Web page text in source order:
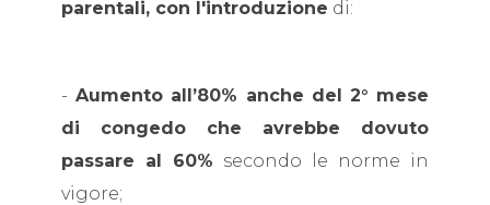
parentali, con l'introduzione di:
- Aumento all’80% anche del 2° mese
di congedo che avrebbe dovuto
passare al 60% secondo le norme in
vigore;